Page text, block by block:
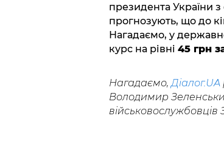
президента України
прогнозують, що до
Нагадаємо, у
курс на рівні 45 грн
Нагадаємо,Діалог.UA
Володимир
військовослужбовців